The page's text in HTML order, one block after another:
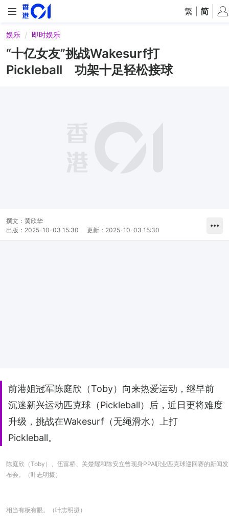
繁 简
娱乐 即时娱乐
“十亿女友”挑战Wakesurf打
Pickleball 功架十足轻松接球
撰文： 黄欣华
出版： 2025-10-03 15:30 更新： 2025-10-03 15:30
前港姐冠军陈庭欣（Toby）向来热爱运动，继早前
沉迷新兴运动匹克球（Pickleball）后，近日更将难度
升级，挑战在Wakesurf（无绳滑水）上打
Pickleball。
陈庭欣（Toby）、伍富桥、关楚耀和陈安立曾现身PPA职业匹克球巡回赛的新闻发
布会。（叶志明摄）
相当有板有眼。（叶志明摄）